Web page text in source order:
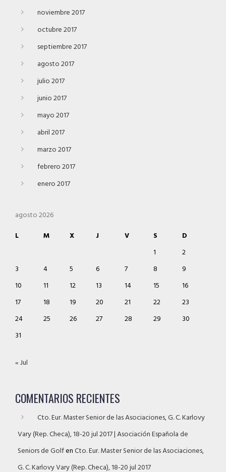
noviembre 2017
octubre 2017
septiembre 2017
agosto 2017
julio 2017
junio 2017
mayo 2017
abril 2017
marzo 2017
febrero 2017
enero 2017
agosto 2026
L
M X J V S
D
1
2
3
4 5 6 7 8
9
10
11 12 13 14 15
16
17
18 19 20 21 22
23
24
25 26 27 28 29
30
31
« Jul
COMENTARIOS RECIENTES
Cto. Eur. Master Senior de las Asociaciones, G. C. Karlovy
Vary (Rep. Checa), 18-20 jul 2017 | Asociación Española de
Seniors de GolfenCto. Eur. Master Senior de las Asociaciones,
G. C. Karlovy Vary (Rep. Checa), 18-20 jul 2017